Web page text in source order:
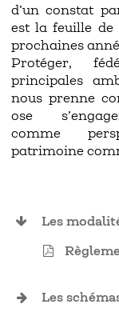
d’un constat
est la feuille de
prochaines
Protéger,
principales
nous prenne
ose
comme
patrimoine
Les
Les